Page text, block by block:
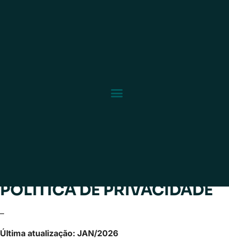
POLITICA DE PRIVACIDADE
–
Última atualização: JAN/2026